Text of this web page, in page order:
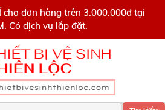
cho đơn hàng trên 3.000.000đ tại
Có dịch vụ lắp đặt.